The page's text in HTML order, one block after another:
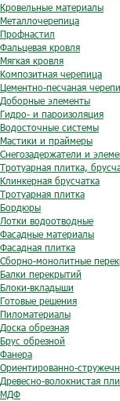
Кровельные материалы
Металлочерепица
Профнастил
Фальцевая кровля
Мягкая кровля
Композитная черепица
Цементно-песчаная
Доборные элементы
Гидро- и пароизоляция
Водосточные системы
Мастики и праймеры
Снегозадержатели и
Тротуарная плитка,
Клинкерная брусчатка
Тротуарная плитка
Бордюры
Лотки водоотводные
Фасадные материалы
Фасадная плитка
Сборно-монолитные
Балки перекрытий
Блоки-вкладыши
Готовые решения
Пиломатериалы
Доска обрезная
Брус обрезной
Фанера
Ориентированно-
Древесно-волокнистая
МДФ